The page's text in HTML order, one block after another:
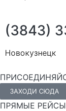
(3843)
Новокузнецк
ЗАХОДИ СЮДА
ПРЯМЫЕ РЕЙСЫ